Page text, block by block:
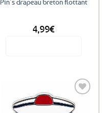
Pin’s drapeau breton flottant
4,99€